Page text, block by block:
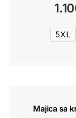
5XL
Majica sa